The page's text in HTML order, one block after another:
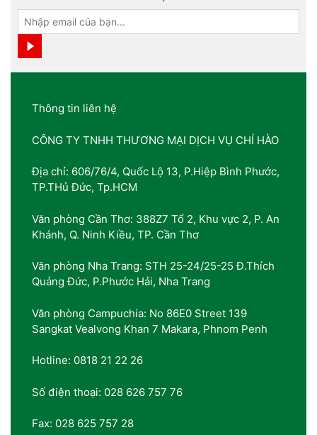
Thông tin liên hệ
CÔNG TY TNHH THƯƠNG MẠI DỊCH VỤ CHÍ HÀO
Địa chỉ: 606/76/4, Quốc Lộ 13, P.Hiệp Bình Phước,
TP.THủ Đức, Tp.HCM
Văn phòng Cần Thơ: 388Z7 Tổ 2, Khu vực 2, P. An
Khánh, Q. Ninh Kiều, TP. Cần Thơ
Văn phòng Nha Trang: STH 25-24/25-25 Đ.Thích
Quảng Đức, P.Phước Hải, Nha Trang
Văn phòng Campuchia: No 86E0 Street 139
Sangkat Vealvong Khan 7 Makara, Phnom Penh
Hotline: 0818 21 22 26
Số điện thoại: 028 626 757 76
Fax: 028 625 757 28